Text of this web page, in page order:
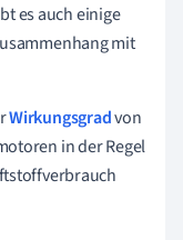
es auch einige
mit
Wirkungsgradvon
in der Regel